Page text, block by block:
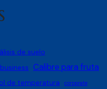
de suelo
business Calibre para fruta
de temperatura corporate